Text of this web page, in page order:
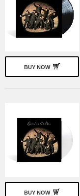
BUY NOW
BUY NOW